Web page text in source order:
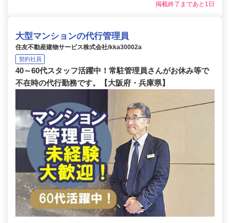
掲載終了まであと1日
大型マンションの代行管理員
住友不動産建物サービス株式会社/kka30002a
契約社員
40～60代スタッフ活躍中！常駐管理員さんがお休み等で
不在時の代行勤務です。【大阪府・兵庫県】